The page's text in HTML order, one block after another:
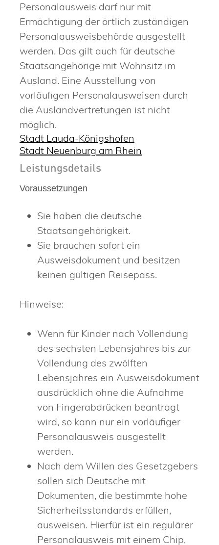
Personalausweis darf nur mit
Ermächtigung der örtlich zuständigen
Personalausweisbehörde ausgestellt
werden. Das gilt auch für deutsche
Staatsangehörige mit Wohnsitz im
Ausland. Eine Ausstellung von
vorläufigen Personalausweisen durch
die Auslandvertretungen ist nicht
möglich.
Stadt Lauda-Königshofen
Stadt Neuenburg am Rhein
Leistungsdetails
Voraussetzungen
Sie haben die deutsche
Staatsangehörigkeit.
Sie brauchen sofort ein
Ausweisdokument und besitzen
keinen gültigen Reisepass.
Hinweise:
Wenn für Kinder nach Vollendung
des sechsten Lebensjahres bis zur
Vollendung des zwölften
Lebensjahres ein Ausweisdokument
ausdrücklich ohne die Aufnahme
von Fingerabdrücken beantragt
wird, so kann nur ein vorläufiger
Personalausweis ausgestellt
werden.
Nach dem Willen des Gesetzgebers
sollen sich Deutsche mit
Dokumenten, die bestimmte hohe
Sicherheitsstandards erfüllen,
ausweisen. Hierfür ist ein regulärer
Personalausweis mit einem Chip,